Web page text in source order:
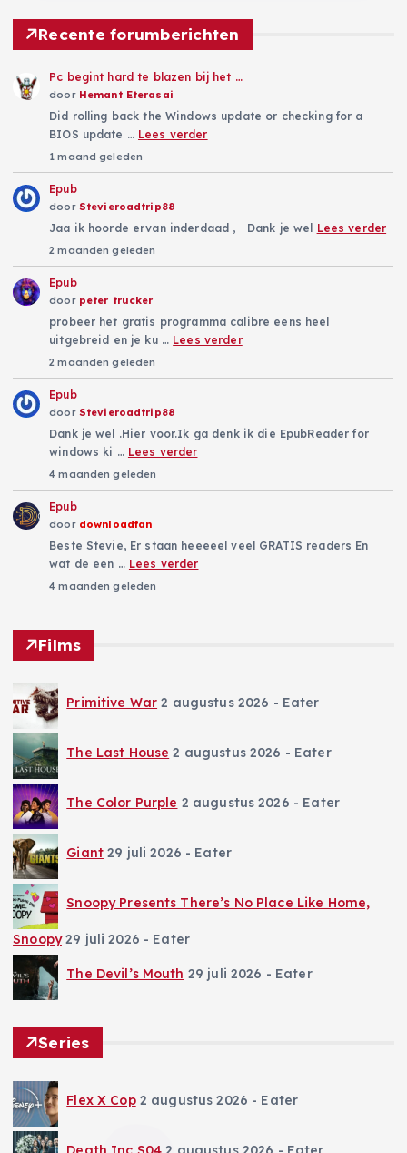
Recente forumberichten
Pc begint hard te blazen bij het …
door Hemant Eterasai
Did rolling back the Windows update or checking for a
BIOS update … Lees verder
1 maand geleden
Epub
door Stevieroadtrip88
Jaa ik hoorde ervan inderdaad , Dank je wel Lees verder
2 maanden geleden
Epub
door peter trucker
probeer het gratis programma calibre eens heel
uitgebreid en je ku … Lees verder
2 maanden geleden
Epub
door Stevieroadtrip88
Dank je wel .Hier voor.Ik ga denk ik die EpubReader for
windows ki … Lees verder
4 maanden geleden
Epub
door downloadfan
Beste Stevie, Er staan heeeeel veel GRATIS readers En
wat de een … Lees verder
4 maanden geleden
Films
Primitive War 2 augustus 2026 - Eater
The Last House 2 augustus 2026 - Eater
The Color Purple 2 augustus 2026 - Eater
Giant 29 juli 2026 - Eater
Snoopy Presents There’s No Place Like Home,
Snoopy 29 juli 2026 - Eater
The Devil’s Mouth 29 juli 2026 - Eater
Series
Flex X Cop 2 augustus 2026 - Eater